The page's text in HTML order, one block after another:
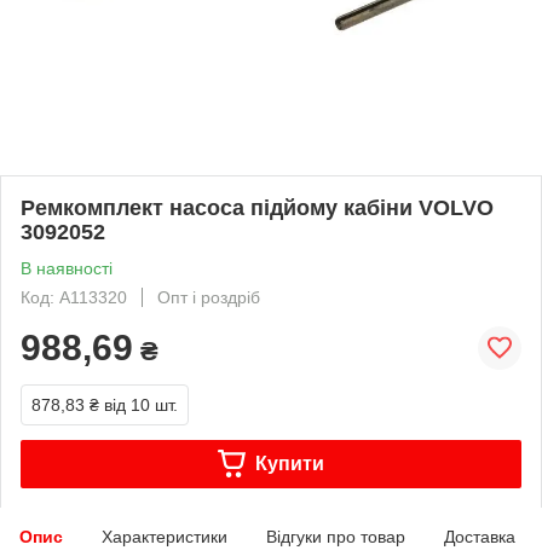
Ремкомплект насоса підйому кабіни VOLVO
3092052
В наявності
Код: A113320
Опт і роздріб
988,69 ₴
878,83 ₴ від 10 шт.
Купити
Опис Характеристики Відгуки про товар Доставка